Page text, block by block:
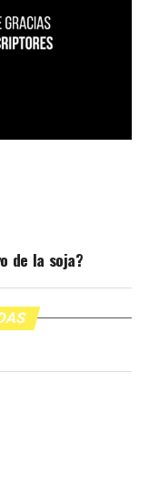
de la soja?